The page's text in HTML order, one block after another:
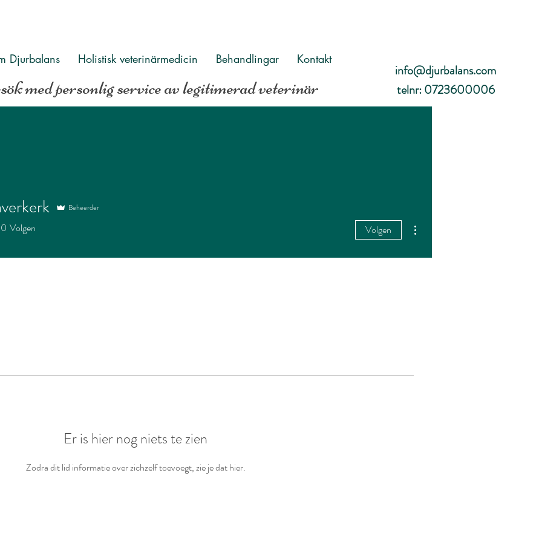
Djurbalans Holistisk veterinärmedicin Behandlingar Kontakt
med personlig service av legitimerad veterinär
info@djurbalans.com
telnr: 0723600006
Er is hier nog niets te zien
Zodra dit lid informatie over zichzelf toevoegt, zie je dat hier.
Beheerder
0 Volgen Volgen